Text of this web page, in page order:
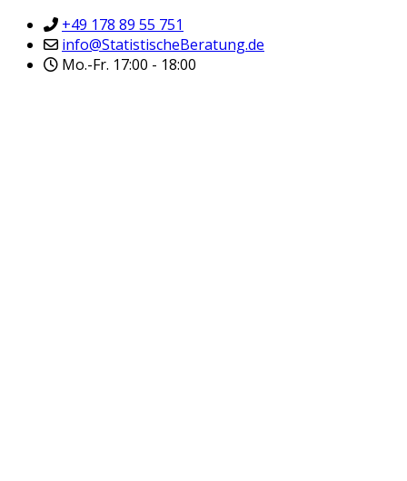
+49 178 89 55 751
info@StatistischeBeratung.de
Mo.-Fr. 17:00 - 18:00